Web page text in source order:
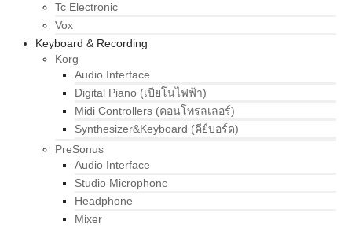
Tc Electronic
Vox
Keyboard & Recording
Korg
Audio Interface
Digital Piano (เปียโนไฟฟ้า)
Midi Controllers (คอนโทรลเลอร์)
Synthesizer&Keyboard (คีย์บอร์ด)
PreSonus
Audio Interface
Studio Microphone
Headphone
Mixer